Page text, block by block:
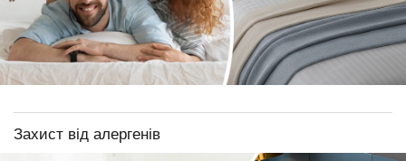
Захист від алергенів